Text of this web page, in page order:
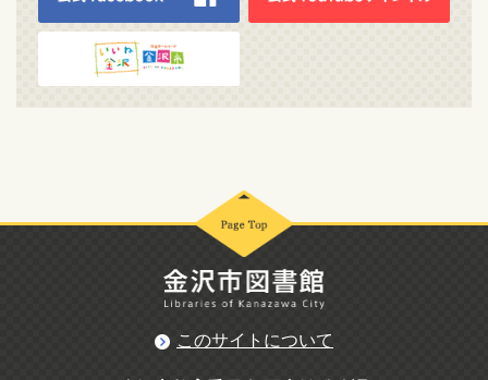
このサイトについて